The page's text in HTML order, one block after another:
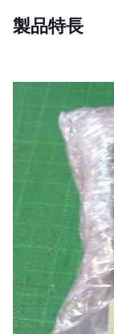
製品特長